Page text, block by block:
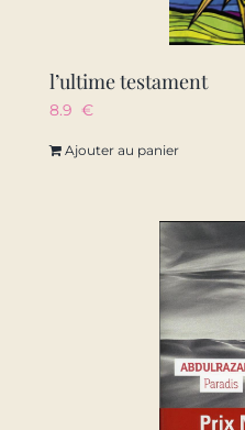
l’ultime testament
8.9 €
Ajouter au panier